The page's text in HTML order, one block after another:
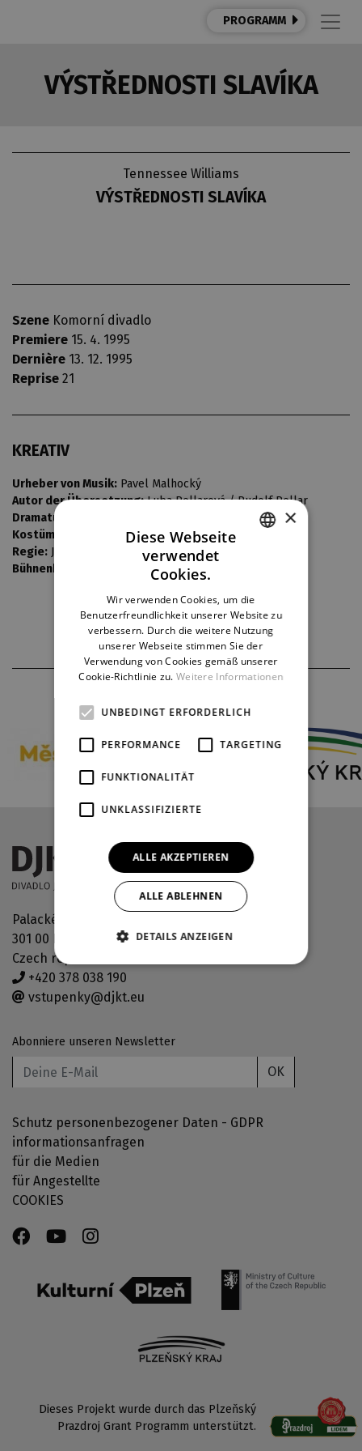
PROGRAMM
VÝSTŘEDNOSTI SLAVÍKA
Tennessee Williams
VÝSTŘEDNOSTI SLAVÍKA
Szene Komorní divadlo
Premiere 15. 4. 1995
Dernière 13. 12. 1995
Reprise 21
KREATIV
Urheber von Musik: Pavel Malhocký
Autor der Übersetzung: Luba Pellarová / Rudolf Pellar
Dramaturgie:
Kostüme:
Josef Jelínek
Regie: Jan Novák
Bühnenbild:
Jaroslav Malina
Palackého náměstí 30
301 00 Plzeň
Czech republic
+420 378 038 190
vstupenky@djkt.eu
Abonniere unseren Newsletter
OK
Schutz personenbezogener Daten - GDPR
informationsanfragen
für die Medien
für Angestellte
COOKIES
Dieses Projekt wurde durch das Plzeňský
Prazdroj Grant Programm unterstützt.
GERMAN
×
Diese Webseite
verwendet
Cookies.
Wir verwenden Cookies, um die
Benutzerfreundlichkeit unserer Website zu
verbessern. Durch die weitere Nutzung
unserer Webseite stimmen Sie der
Verwendung von Cookies gemäß unserer
Cookie-Richtlinie zu. Weitere Informationen
UNBEDINGT ERFORDERLICH
PERFORMANCE TARGETING
FUNKTIONALITÄT
UNKLASSIFIZIERTE
ALLE AKZEPTIEREN
ALLE ABLEHNEN
DETAILS ANZEIGEN